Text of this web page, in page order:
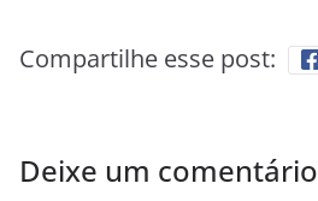
Compartilhe esse post:
Deixe um comentário